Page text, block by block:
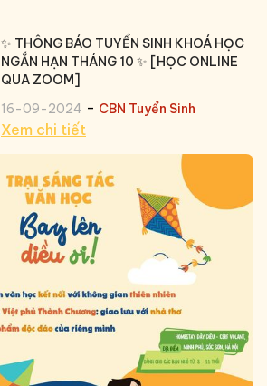
✨ THÔNG BÁO TUYỂN SINH KHOÁ HỌC
NGẮN HẠN THÁNG 10 ✨ [HỌC ONLINE
QUA ZOOM]
16-09-2024 - CBN Tuyển Sinh
Xem chi tiết